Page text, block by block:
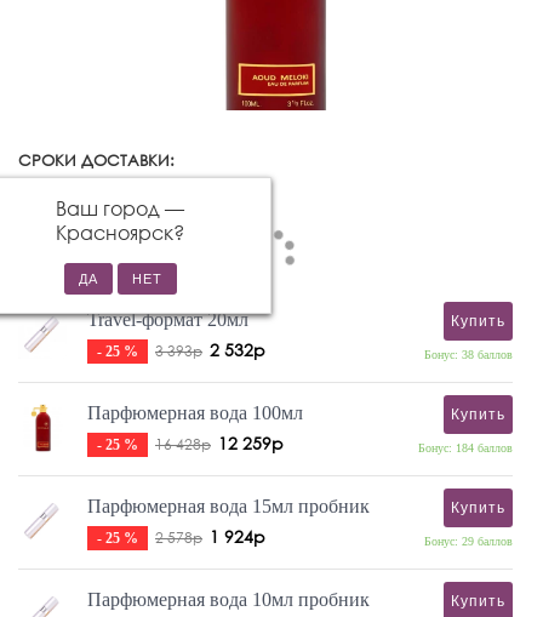
СРОКИ ДОСТАВКИ:
Ваш город —
Красноярск?
Travel-формат 20мл
- 25 % 3 393р 2 532р
Купить
Бонус: 38 баллов
Парфюмерная вода 100мл
- 25 % 16 428р 12 259р
Купить
Бонус: 184 баллов
Парфюмерная вода 15мл пробник
- 25 % 2 578р 1 924р
Купить
Бонус: 29 баллов
Парфюмерная вода 10мл пробник Купить